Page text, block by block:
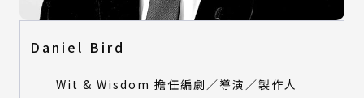
Daniel Bird
Wit & Wisdom 擔任編劇／導演／製作人